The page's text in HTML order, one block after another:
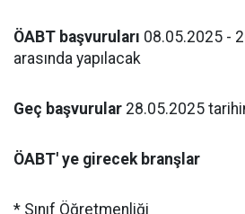
ÖABT başvuruları 08.05.2025 -
arasında yapılacak
Geç başvurular 28.05.2025
ÖABT' ye girecek branşlar
* Sınıf Öğretmenliği